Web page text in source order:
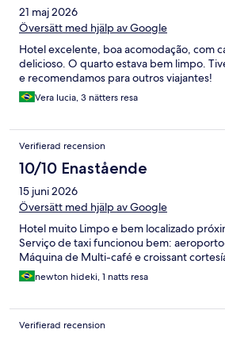
21 maj 2026
Översätt med hjälp av Google
Hotel excelente, boa acomodação, com
delicioso. O quarto estava bem limpo.
e recomendamos para outros viajantes!
Vera lucia, 3 nätters resa
Verifierad recension
10/10 Enastående
15 juni 2026
Översätt med hjälp av Google
Hotel muito Limpo e bem localizado
Serviço de taxi funcionou bem:
Máquina de Multi-café e croissant
newton hideki, 1 natts resa
Verifierad recension